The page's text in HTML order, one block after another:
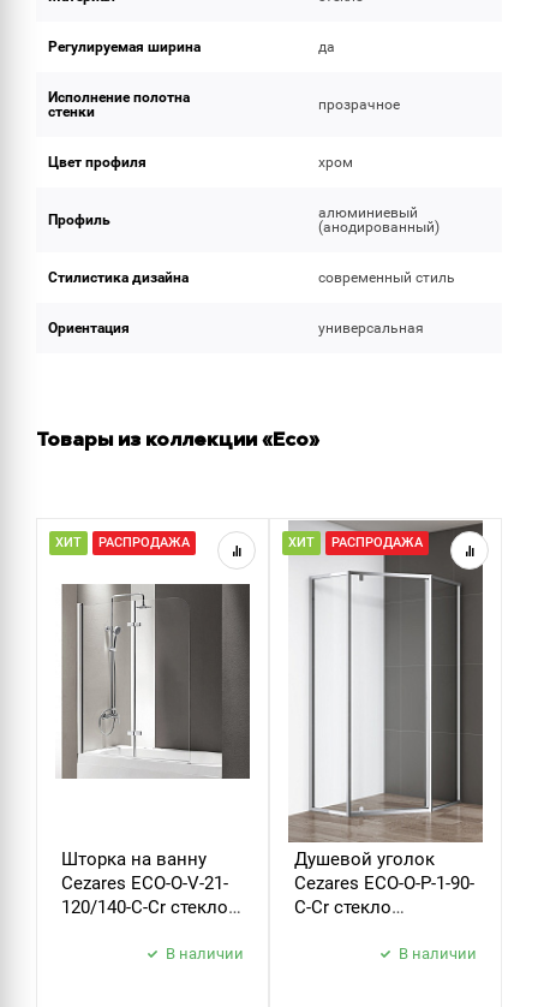
Регулируемая ширина да
Исполнение полотна
стенки
прозрачное
Цвет профиля хром
Профиль
алюминиевый
(анодированный)
Стилистика дизайна современный стиль
Ориентация универсальная
Товары из коллекции «Eco»
ХИТ РАСПРОДАЖА
Шторка на ванну
Cezares ECO-O-V-21-
120/140-C-Cr стекло
В наличии
ХИТ РАСПРОДАЖА
Душевой уголок
Cezares ECO-O-P-1-90-
C-Cr стекло
В наличии